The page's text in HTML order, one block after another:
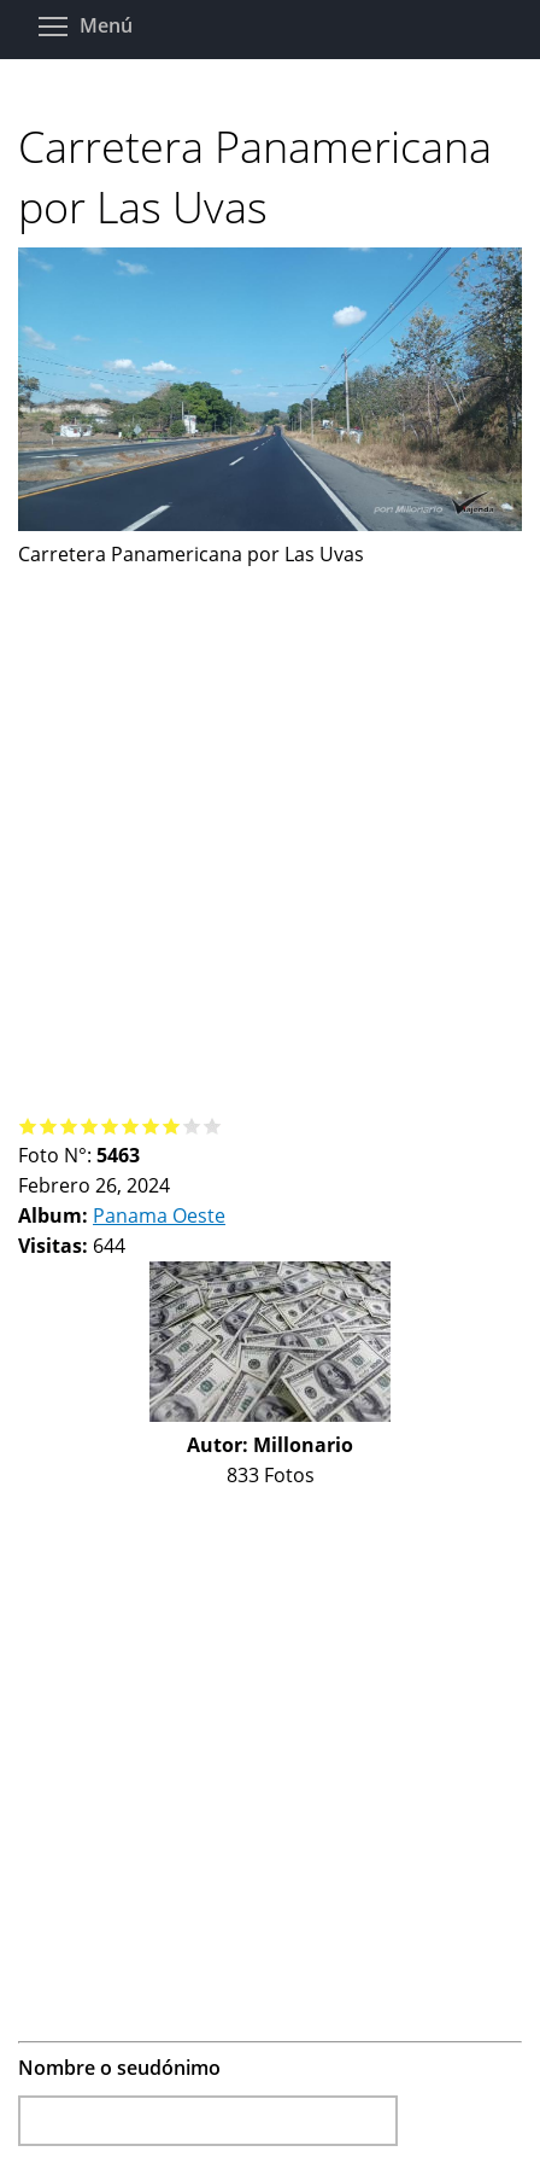
Pasar
Menú
Carretera Panamericana
por Las Uvas
Carretera Panamericana por Las Uvas
Foto N°: 5463
Febrero 26, 2024
Album: Panama Oeste
Visitas: 644
Autor: Millonario
833 Fotos
Nombre o seudónimo